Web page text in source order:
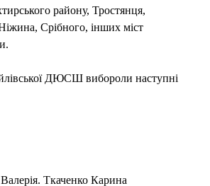
району, Тростянця,
Срібного, інших міст
ДЮСШ вибороли наступні
Ткаченко Карина